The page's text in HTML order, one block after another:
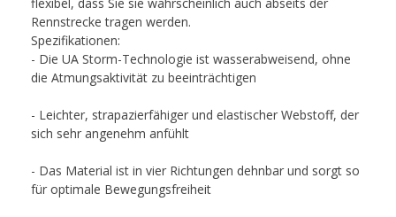
Rennstrecke tragen werden.
Spezifikationen:
- Die UA Storm-Technologie ist wasserabweisend, ohne
die Atmungsaktivität zu beeinträchtigen
- Leichter, strapazierfähiger und elastischer Webstoff, der
sich sehr angenehm anfühlt
- Das Material ist in vier Richtungen dehnbar und sorgt so
für optimale Bewegungsfreiheit